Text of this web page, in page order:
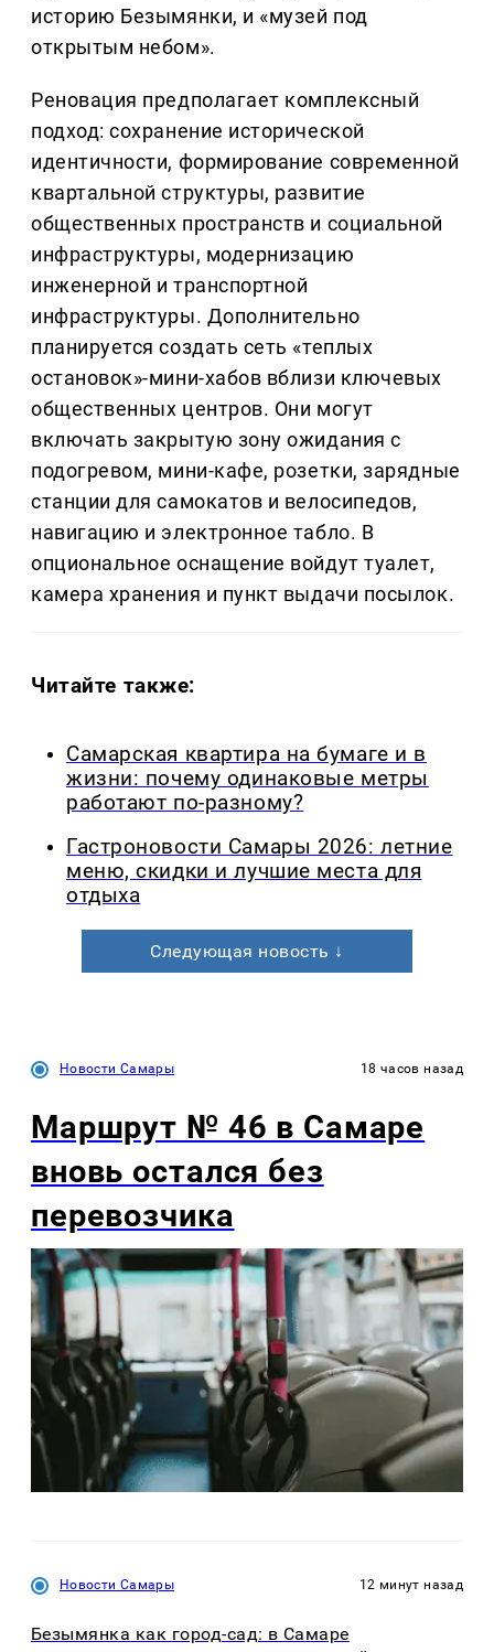
историю Безымянки, и «музей под
открытым небом».
Реновация предполагает комплексный
подход: сохранение исторической
идентичности, формирование современной
квартальной структуры, развитие
общественных пространств и социальной
инфраструктуры, модернизацию
инженерной и транспортной
инфраструктуры. Дополнительно
планируется создать сеть «теплых
остановок»-мини-хабов вблизи ключевых
общественных центров. Они могут
включать закрытую зону ожидания с
подогревом, мини-кафе, розетки, зарядные
станции для самокатов и велосипедов,
навигацию и электронное табло. В
опциональное оснащение войдут туалет,
камера хранения и пункт выдачи посылок.
Читайте также:
Самарская квартира на бумаге и в
жизни: почему одинаковые метры
работают по-разному?
Гастроновости Самары 2026: летние
меню, скидки и лучшие места для
отдыха
Следующая новость ↓
Новости Самары 18 часов назад
Маршрут № 46 в Самаре
вновь остался без
перевозчика
Новости Самары 12 минут назад
Безымянка как город-сад: в Самаре